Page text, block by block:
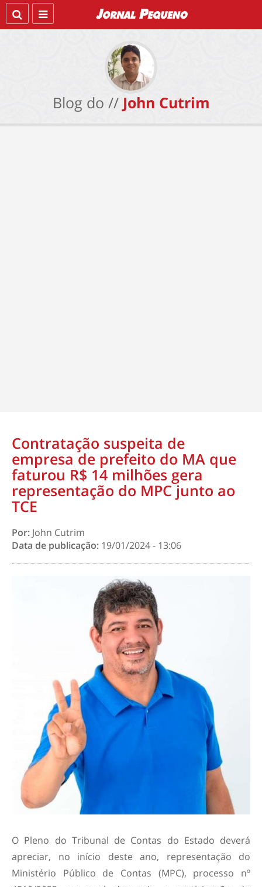
Blog do // John Cutrim
Contratação suspeita de
empresa de prefeito do MA que
faturou R$ 14 milhões gera
representação do MPC junto ao
TCE
Por: John Cutrim
Data de publicação: 19/01/2024 - 13:06
O Pleno do Tribunal de Contas do Estado deverá
apreciar, no início deste ano, representação do
Ministério Público de Contas (MPC), processo nº